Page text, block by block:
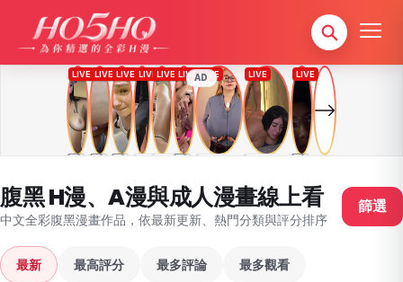
AD
腹黑 H漫、A漫與成人漫畫線上看
中文全彩腹黑漫畫作品，依最新更新、熱門分類與評分排序
篩選
最新 最高評分 最多評論 最多觀看